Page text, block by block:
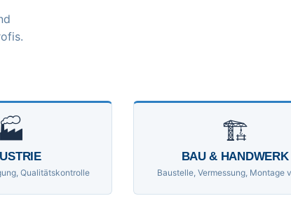
🏭
Qualitätskontrolle
🏗
BAU & HANDWERK
Baustelle, Vermessung, Montage